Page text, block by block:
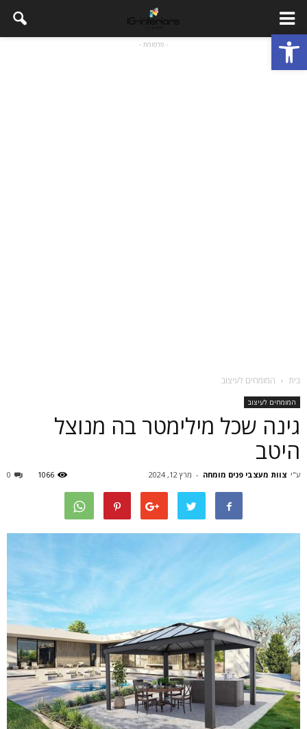
פתח סרגל נגישות - פרסומת -
בית המומחים לעיצוב
המומחים לעיצוב
גינה שכל מילימטר בה מנוצל
היטב
ע"י צוות מעצבי פנים מומחה - מרץ 12, 2024 0 1066